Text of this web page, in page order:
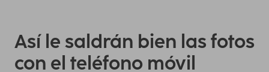
Así le saldrán bien las fotos
con el teléfono móvil